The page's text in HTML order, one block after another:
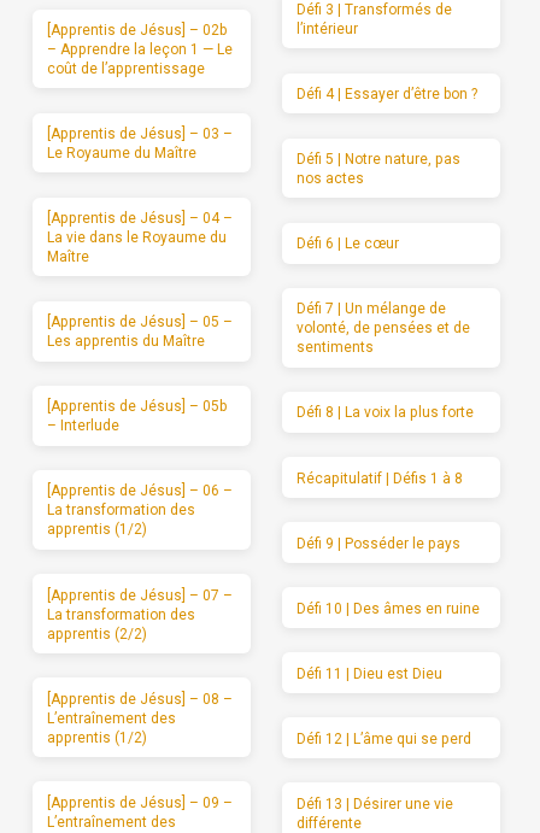
[Apprentis de Jésus] – 02b
– Apprendre la leçon 1 — Le
coût de l’apprentissage
[Apprentis de Jésus] – 03 –
Le Royaume du Maître
[Apprentis de Jésus] – 04 –
La vie dans le Royaume du
Maître
[Apprentis de Jésus] – 05 –
Les apprentis du Maître
[Apprentis de Jésus] – 05b
– Interlude
[Apprentis de Jésus] – 06 –
La transformation des
apprentis (1/2)
[Apprentis de Jésus] – 07 –
La transformation des
apprentis (2/2)
[Apprentis de Jésus] – 08 –
L’entraînement des
apprentis (1/2)
[Apprentis de Jésus] – 09 –
L’entraînement des
Défi 3 | Transformés de
l’intérieur
Défi 4 | Essayer d’être bon ?
Défi 5 | Notre nature, pas
nos actes
Défi 6 | Le cœur
Défi 7 | Un mélange de
volonté, de pensées et de
sentiments
Défi 8 | La voix la plus forte
Récapitulatif | Défis 1 à 8
Défi 9 | Posséder le pays
Défi 10 | Des âmes en ruine
Défi 11 | Dieu est Dieu
Défi 12 | L’âme qui se perd
Défi 13 | Désirer une vie
différente